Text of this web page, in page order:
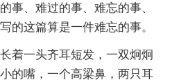
事、难过的事、难忘的事、
的这篇算是一件难忘的事。
着一头齐耳短发，一双炯炯
的嘴，一个高梁鼻，两只耳